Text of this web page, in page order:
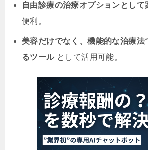
自由診療の治療オプションとして
便利。
美容だけでなく、機能的な治療法
るツールとして活用可能。